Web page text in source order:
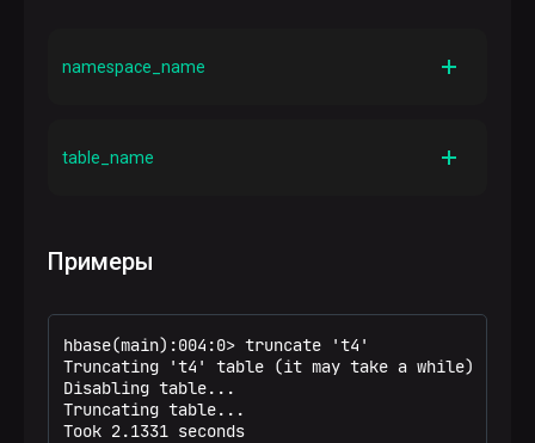
namespace_name
table_name
Примеры
hbase(main):004:0> truncate 't4'
Truncating 't4' table (it may take a while):
Disabling table...
Truncating table...
Took 2.1331 seconds